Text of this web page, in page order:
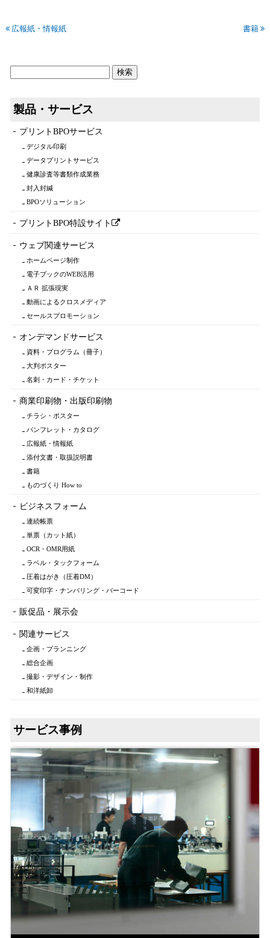
広報紙・情報紙 書籍
製品・サービス
プリントBPOサービス
デジタル印刷
データプリントサービス
健康診査等書類作成業務
封入封緘
BPOソリューション
プリントBPO特設サイト
ウェブ関連サービス
ホームページ制作
電子ブックのWEB活用
ＡＲ 拡張現実
動画によるクロスメディア
セールスプロモーション
オンデマンドサービス
資料・プログラム（冊子）
大判ポスター
名刺・カード・チケット
商業印刷物・出版印刷物
チラシ・ポスター
パンフレット・カタログ
広報紙・情報紙
添付文書・取扱説明書
書籍
ものづくり How to
ビジネスフォーム
連続帳票
単票（カット紙）
OCR・OMR用紙
ラベル・タックフォーム
圧着はがき（圧着DM）
可変印字・ナンバリング・バーコード
販促品・展示会
関連サービス
企画・プランニング
総合企画
撮影・デザイン・制作
和洋紙卸
サービス事例